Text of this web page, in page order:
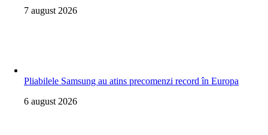
7 august 2026
Pliabilele Samsung au atins precomenzi record în Europa
6 august 2026